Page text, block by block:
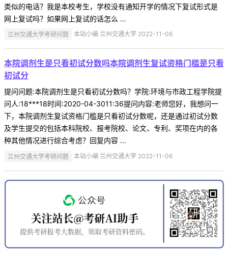
类似的电话？我是本校考生，学校没有通知开学的情况下复试形式是
网上复试吗？如果网上复试的话怎么 ...
兰州交通大学考研问题 本站小编 兰州交通大学 2022-11-06
本院调剂生是只看初试分数吗本院调剂生复试资格门槛是只看
初试分
提问问题:本院调剂生是只看初试分数吗？学院:环境与市政工程学院提
问人:18***18时间:2020-04-3011:36提问内容:老师您好，我想问一
下，本院调剂生复试资格门槛是只看初试分数呢，还是通过初试分数
及学生提交的包括本科院校、报考院校、论文、专利、奖项在内的各
种其他情况进行综合考虑？回复内容 ...
兰州交通大学考研问题 本站小编 兰州交通大学 2022-11-06